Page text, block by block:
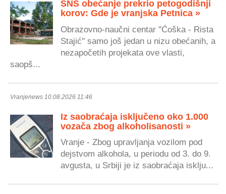
SNS obećanje prekrio petogodišnji
korov: Gde je vranjska Petnica »
Obrazovno-naučni centar "Ćoška - Rista
Stajić" samo još jedan u nizu obećanih, a
nezapočetih projekata ove vlasti,
saopš...
Vranjenews 10.08.2026 11:46
Iz saobraćaja isključeno oko 1.000
vozača zbog alkoholisanosti »
Vranje - Zbog upravljanja vozilom pod
dejstvom alkohola, u periodu od 3. do 9.
avgusta, u Srbiji je iz saobraćaja isklju...